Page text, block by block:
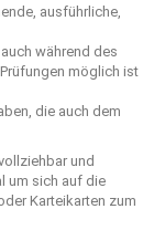
ausführliche,
während des
möglich ist
die auch dem
und
um sich auf die
Karteikarten zum